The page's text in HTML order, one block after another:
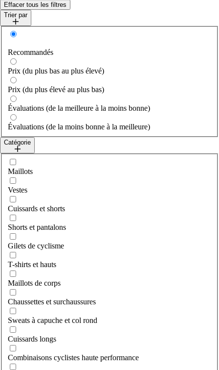
Effacer tous les filtres
Trier par
Trier par
Recommandés
Prix (du plus bas au plus élevé)
Prix (du plus élevé au plus bas)
Évaluations (de la meilleure à la moins bonne)
Évaluations (de la moins bonne à la meilleure)
Catégorie
Sélectionner category
Maillots
Vestes
Cuissards et shorts
Shorts et pantalons
Gilets de cyclisme
T-shirts et hauts
Maillots de corps
Chaussettes et surchaussures
Sweats à capuche et col rond
Cuissards longs
Combinaisons cyclistes haute performance